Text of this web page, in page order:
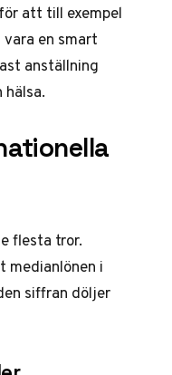
att till exempel
en smart
anställning
flesta tror.
medianlönen i
siffran döljer